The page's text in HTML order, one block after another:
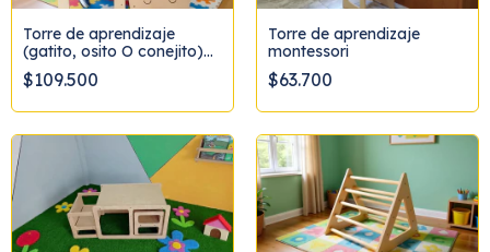
Torre de aprendizaje
(gatito, osito O conejito)
Aclarar modelo por favor
$109.500
Torre de aprendizaje
montessori
$63.700